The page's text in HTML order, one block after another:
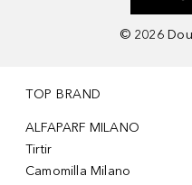
© 2026
TOP BRAND
ALFAPARF MILANO
Tirtir
Camomilla Milano